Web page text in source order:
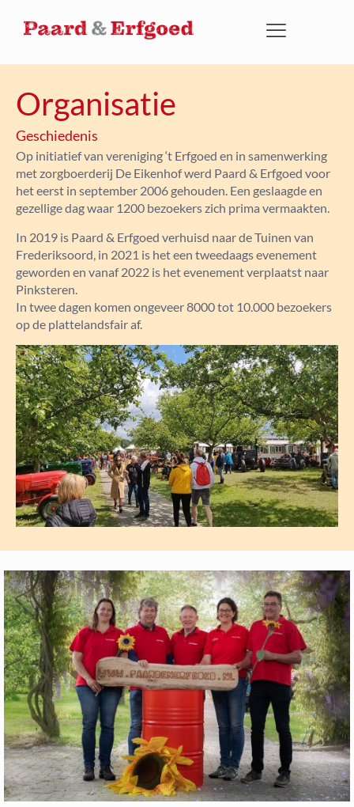
Organisatie
Geschiedenis
Op initiatief van vereniging ‘t Erfgoed en in samenwerking
met zorgboerderij De Eikenhof werd Paard & Erfgoed voor
het eerst in september 2006 gehouden. Een geslaagde en
gezellige dag waar 1200 bezoekers zich prima vermaakten.
In 2019 is Paard & Erfgoed verhuisd naar de Tuinen van
Frederiksoord, in 2021 is het een tweedaags evenement
geworden en vanaf 2022 is het evenement verplaatst naar
Pinksteren.
In twee dagen komen ongeveer 8000 tot 10.000 bezoekers
op de plattelandsfair af.